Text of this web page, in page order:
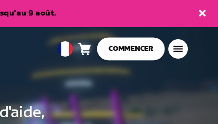
9 août.
European
Union
Français
Panier 0
article
COMMENCER